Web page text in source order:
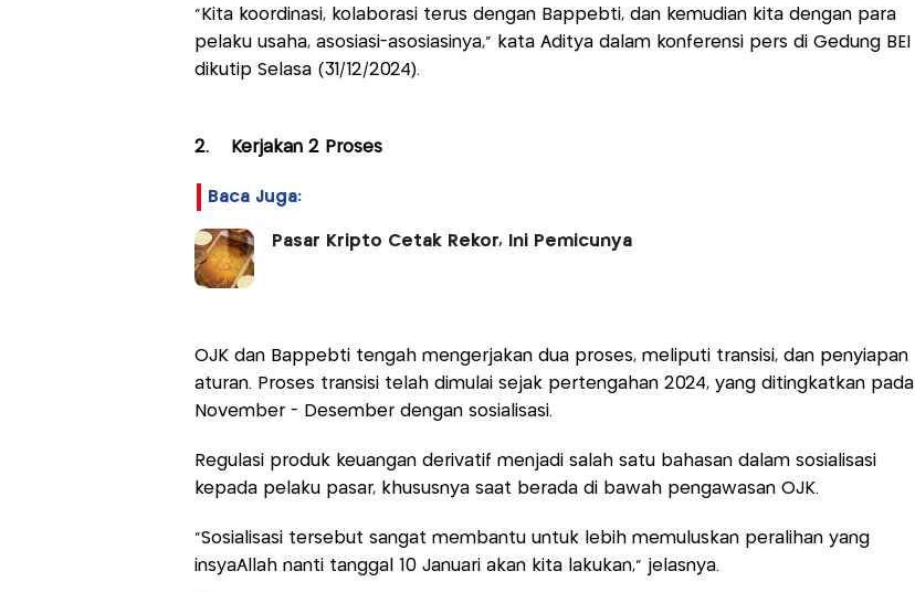
“Kita koordinasi, kolaborasi terus dengan Bappebti, dan kemudian kita dengan para
pelaku usaha, asosiasi-asosiasinya,” kata Aditya dalam konferensi pers di Gedung BEI
dikutip Selasa (31/12/2024).
2. Kerjakan 2 Proses
Baca Juga:
Pasar Kripto Cetak Rekor, Ini Pemicunya
OJK dan Bappebti tengah mengerjakan dua proses, meliputi transisi, dan penyiapan
aturan. Proses transisi telah dimulai sejak pertengahan 2024, yang ditingkatkan pada
November - Desember dengan sosialisasi.
Regulasi produk keuangan derivatif menjadi salah satu bahasan dalam sosialisasi
kepada pelaku pasar, khususnya saat berada di bawah pengawasan OJK.
“Sosialisasi tersebut sangat membantu untuk lebih memuluskan peralihan yang
insyaAllah nanti tanggal 10 Januari akan kita lakukan,” jelasnya.